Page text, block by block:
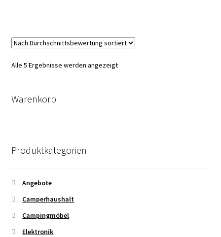
Alle 5 Ergebnisse werden angezeigtNach
Warenkorb
Produktkategorien
Angebote
Camperhaushalt
Campingmöbel
Elektronik